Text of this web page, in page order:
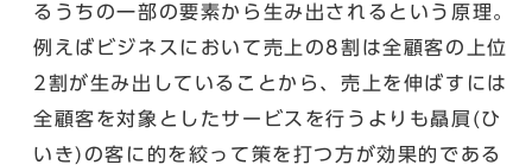
るうちの一部の要素から生み出されるという原理。
例えばビジネスにおいて売上の8割は全顧客の上位
2割が生み出していることから、売上を伸ばすには
全顧客を対象としたサービスを行うよりも贔屓(ひ
いき)の客に的を絞って策を打つ方が効果的である